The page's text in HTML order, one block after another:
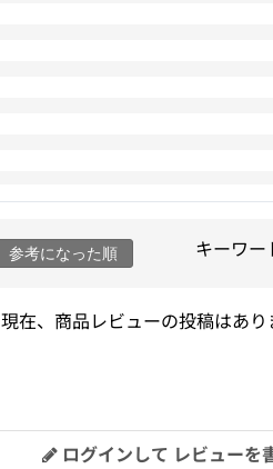
参考になった順 キーワー
現在、商品レビューの投稿はあり
ログインして レビューを